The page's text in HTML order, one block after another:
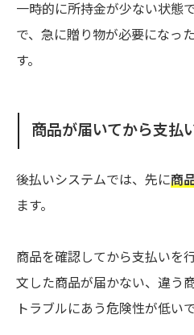
一時的に所持金が少ない状態
で、急に贈り物が必要になっ
す。
商品が届いてから支払
後払いシステムでは、先に商
ます。
商品を確認してから支払いを
文した商品が届かない、違う
トラブルにあう危険性が低いで